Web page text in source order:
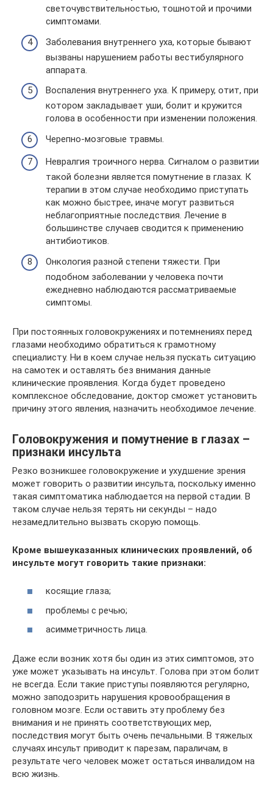
светочувствительностью, тошнотой и прочими
симптомами.
Заболевания внутреннего уха, которые бывают
вызваны нарушением работы вестибулярного
аппарата.
Воспаления внутреннего уха. К примеру, отит, при
котором закладывает уши, болит и кружится
голова в особенности при изменении положения.
Черепно-мозговые травмы.
Невралгия троичного нерва. Сигналом о развитии
такой болезни является помутнение в глазах. К
терапии в этом случае необходимо приступать
как можно быстрее, иначе могут развиться
неблагоприятные последствия. Лечение в
большинстве случаев сводится к применению
антибиотиков.
Онкология разной степени тяжести. При
подобном заболевании у человека почти
ежедневно наблюдаются рассматриваемые
симптомы.
При постоянных головокружениях и потемнениях перед
глазами необходимо обратиться к грамотному
специалисту. Ни в коем случае нельзя пускать ситуацию
на самотек и оставлять без внимания данные
клинические проявления. Когда будет проведено
комплексное обследование, доктор сможет установить
причину этого явления, назначить необходимое лечение.
Головокружения и помутнение в глазах –
признаки инсульта
Резко возникшее головокружение и ухудшение зрения
может говорить о развитии инсульта, поскольку именно
такая симптоматика наблюдается на первой стадии. В
таком случае нельзя терять ни секунды – надо
незамедлительно вызвать скорую помощь.
Кроме вышеуказанных клинических проявлений, об
инсульте могут говорить такие признаки:
косящие глаза;
проблемы с речью;
асимметричность лица.
Даже если возник хотя бы один из этих симптомов, это
уже может указывать на инсульт. Голова при этом болит
не всегда. Если такие приступы появляются регулярно,
можно заподозрить нарушения кровообращения в
головном мозге. Если оставить эту проблему без
внимания и не принять соответствующих мер,
последствия могут быть очень печальными. В тяжелых
случаях инсульт приводит к парезам, параличам, в
результате чего человек может остаться инвалидом на
всю жизнь.